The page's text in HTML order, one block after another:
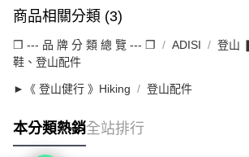
商品相關分類 (3)
❒ --- 品 牌 分 類 總 覽 --- ❒ ADISI
登山
鞋、登山配件
►《 登山健行 》Hiking 登山配件
本分類熱銷全站排行